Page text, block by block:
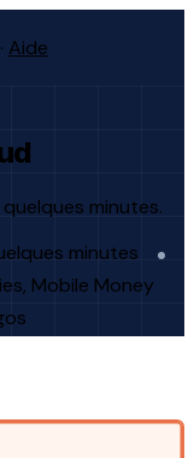
· Aide
minutes.
minutes
Mobile Money